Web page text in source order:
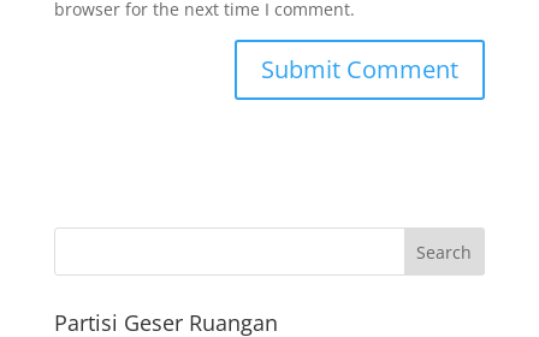
browser for the next time I comment.
Partisi Geser Ruangan